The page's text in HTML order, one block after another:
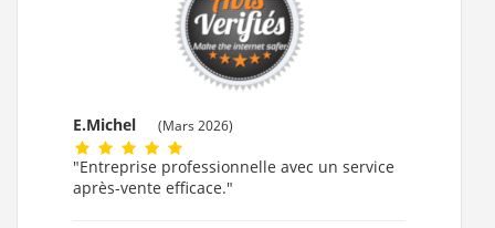
E.Michel (Mars 2026)
"Entreprise professionnelle avec un service
après-vente efficace."